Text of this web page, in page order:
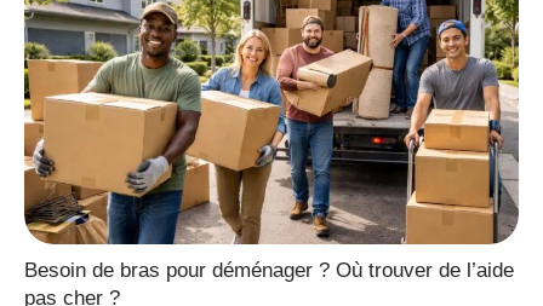
Besoin de bras pour déménager ? Où trouver de l’aide
pas cher ?